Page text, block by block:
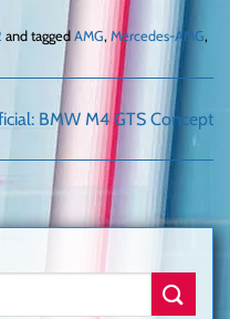
and tagged AMG, Mercedes-AMG,
BMW M4 GTS Concept